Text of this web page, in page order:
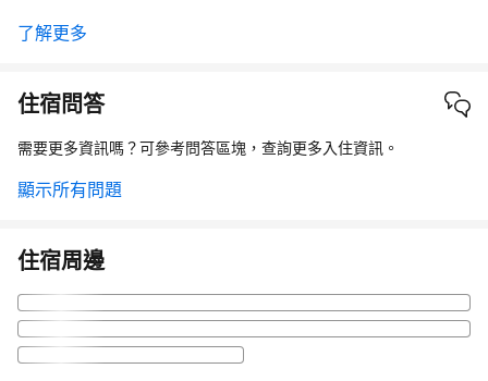
了解更多
住宿問答
需要更多資訊嗎？可參考問答區塊，查詢更多入住資訊。
顯示所有問題
住宿周邊